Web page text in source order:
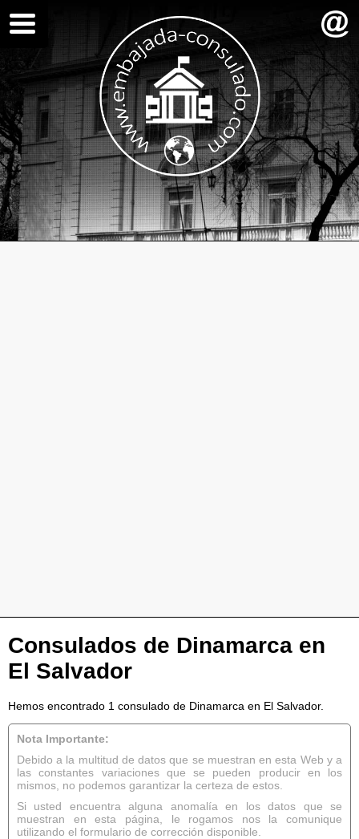
Consulados de Dinamarca en
El Salvador
Hemos encontrado 1 consulado de Dinamarca en El Salvador.
Nota Importante:
Debido a la multitud de datos que se muestran en esta Web y a
las constantes variaciones que se pueden producir en los
mismos, no podemos garantizar la certeza de estos.
Si usted encuentra alguna anomalía en los datos que se
muestran en esta página, le rogamos nos la comunique
utilizando el formulario de corrección disponible.